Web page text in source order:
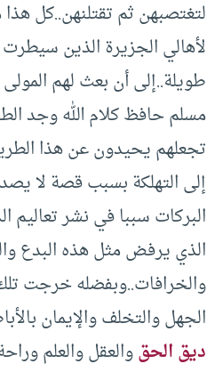
لتغتصبهن ثم تقتلنهن..كل
لأهالي الجزيرة الذين
طويلة..إلى أن بعث لهم
مسلم حافظ كلام الله وجد
تجعلهم يحيدون عن هذا
إلى التهلكة بسبب قصة لا
البركات سببا في نشر تعاليم
الذي يرفض مثل هذه البدع
والخرافات..وبفضله خرجت
الجهل والتخلف والإيمان
ديق الحقوالعقل والعلم